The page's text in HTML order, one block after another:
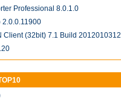
Professional 8.0.1.0
2.0.0.11900
Client (32bit) 7.1 Build 2012010312